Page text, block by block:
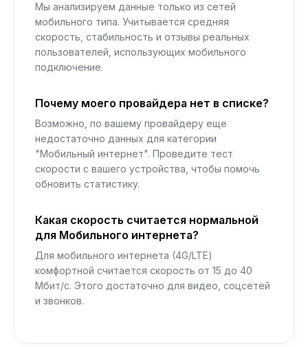
Мы анализируем данные только из сетей
мобильного типа. Учитывается средняя
скорость, стабильность и отзывы реальных
пользователей, использующих мобильного
подключение.
Почему моего провайдера нет в списке?
Возможно, по вашему провайдеру еще
недостаточно данных для категории
"Мобильный интернет". Проведите тест
скорости с вашего устройства, чтобы помочь
обновить статистику.
Какая скорость считается нормальной
для Мобильного интернета?
Для мобильного интернета (4G/LTE)
комфортной считается скорость от 15 до 40
Мбит/с. Этого достаточно для видео, соцсетей
и звонков.